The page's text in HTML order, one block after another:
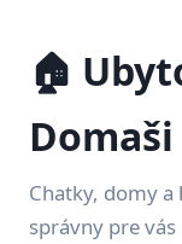
🏠
Domaši
Chatky, domy
správny pre vás